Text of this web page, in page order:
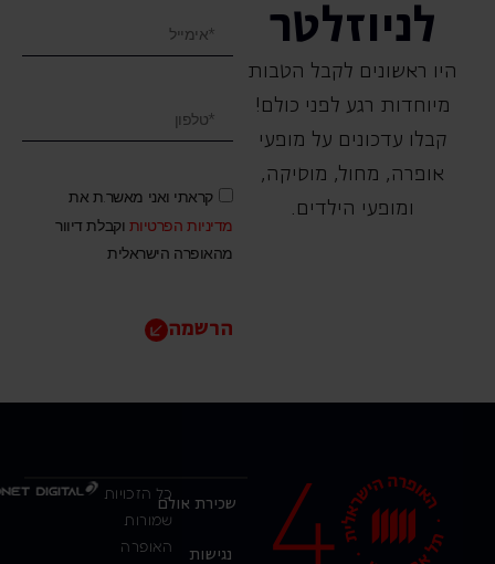
לניוזלטר
היו ראשונים לקבל הטבות
מיוחדות רגע לפני כולם!
קבלו עדכונים על מופעי
אופרה, ‏מחול, ‏מוסיקה,
ומופעי הילדים.
קראתי ואני מאשר.ת את
מדיניות הפרטיות וקבלת דיוור
מהאופרה הישראלית
הרשמה
כל הזכויות
שמורות
האופרה
שכירת אולם
נגישות